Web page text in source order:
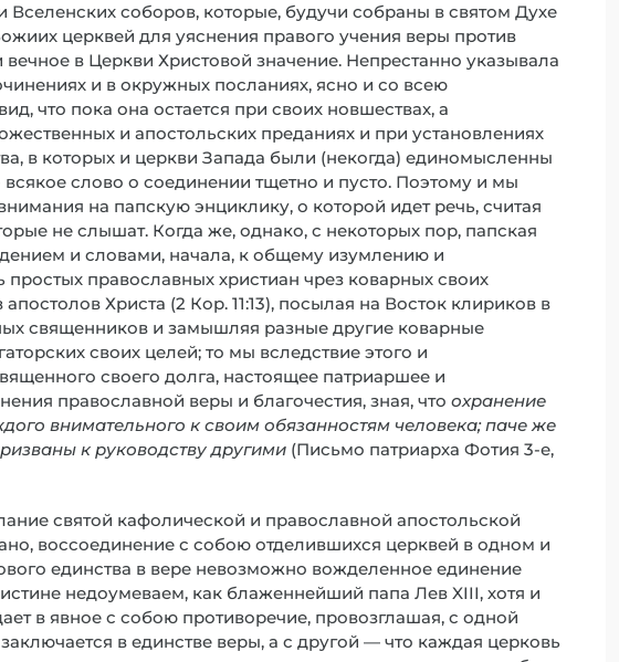
Вселенских соборов, которые, будучи собраны в святом Духе
церквей для уяснения правого учения веры против
в Церкви Христовой значение. Непрестанно указывала
и в окружных посланиях, ясно и со всею
что пока она остается при своих новшествах, а
и апостольских преданиях и при установлениях
в которых и церкви Запада были (некогда) единомысленны
слово о соединении тщетно и пусто. Поэтому и мы
на папскую энциклику, о которой идет речь, считая
не слышат. Когда же, однако, с некоторых пор, папская
и словами, начала, к общему изумлению и
простых православных христиан чрез коварных своих
Христа (2 Кор. 11:13), посылая на Восток клириков в
священников и замышляя разные другие коварные
своих целей; то мы вследствие этого и
своего долга, настоящее патриаршее и
православной веры и благочестия, зная, что охранение
внимательного к своим обязанностям человека; паче же
к руководству другими (Письмо патриарха Фотия 3-е,
святой кафолической и православной апостольской
воссоединение с собою отделившихся церквей в одном и
единства в вере невозможно вожделенное единение
недоумеваем, как блаженнейший папа Лев XIII, хотя и
в явное с собою противоречие, провозглашая, с одной
в единстве веры, а с другой — что каждая церковь